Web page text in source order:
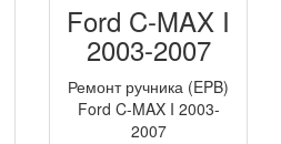
Ford C-MAX I
2003-2007
Ремонт ручника (EPB)
Ford C-MAX I 2003-
2007